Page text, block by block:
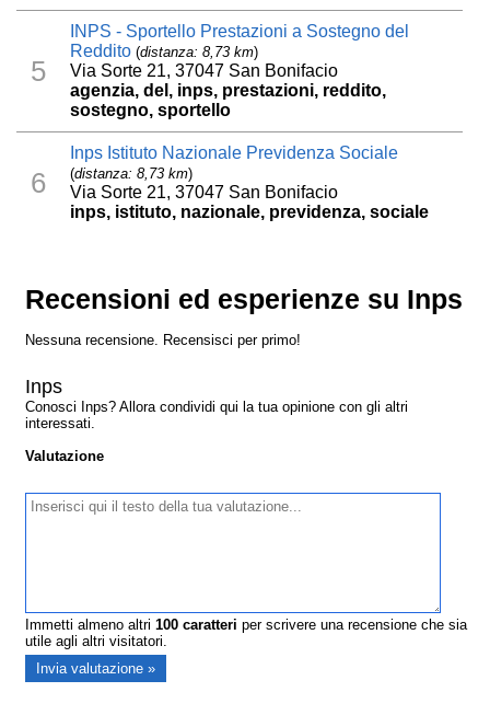
5
INPS - Sportello Prestazioni a Sostegno del
Reddito (distanza: 8,73 km)
Via Sorte 21, 37047 San Bonifacio
agenzia, del, inps, prestazioni, reddito,
sostegno, sportello
6
Inps Istituto Nazionale Previdenza Sociale
(distanza: 8,73 km)
Via Sorte 21, 37047 San Bonifacio
inps, istituto, nazionale, previdenza, sociale
Recensioni ed esperienze su Inps
Nessuna recensione. Recensisci per primo!
Inps
Conosci Inps? Allora condividi qui la tua opinione con gli altri
interessati.
Valutazione
Immetti almeno altri100 caratteri per scrivere una recensione che sia
utile agli altri visitatori.